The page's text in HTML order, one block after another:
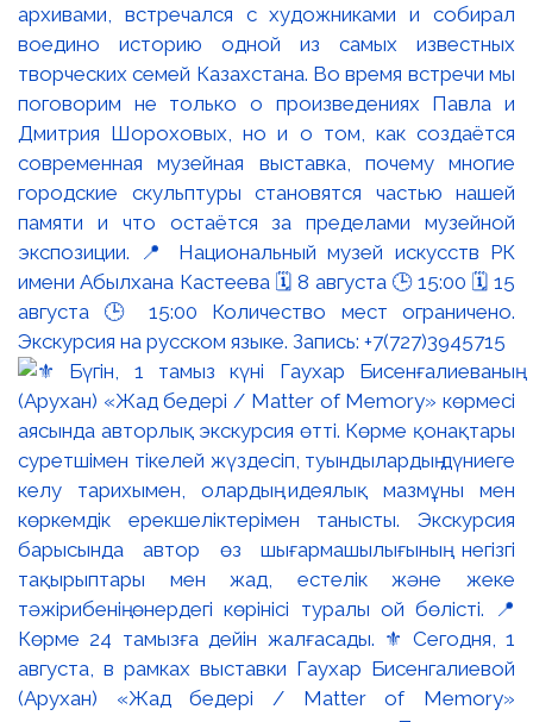
архивами, встречался с художниками и собирал
воедино историю одной из самых известных
творческих семей Казахстана. Во время встречи мы
поговорим не только о произведениях Павла и
Дмитрия Шороховых, но и о том, как создаётся
современная музейная выставка, почему многие
городские скульптуры становятся частью нашей
памяти и что остаётся за пределами музейной
экспозиции. 📍 Национальный музей искусств РК
имени Абылхана Кастеева 🗓 8 августа 🕒 15:00 🗓 15
августа 🕒 15:00 Количество мест ограничено.
Экскурсия на русском языке. Запись: +7(727)3945715